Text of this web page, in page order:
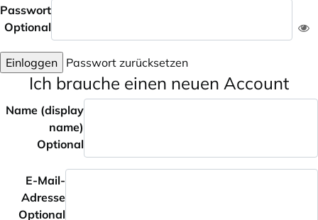
Passwort
Optional
Einloggen Passwort zurücksetzen
Ich brauche einen neuen Account
Name (display
name)
Optional
E-Mail-
Adresse
Optional